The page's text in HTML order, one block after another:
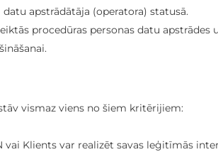
apstrādātāja (operatora) statusā.
procedūras personas datu apstrādes
vismaz viens no šiem kritērijiem:
Klients var realizēt savas leģitīmās